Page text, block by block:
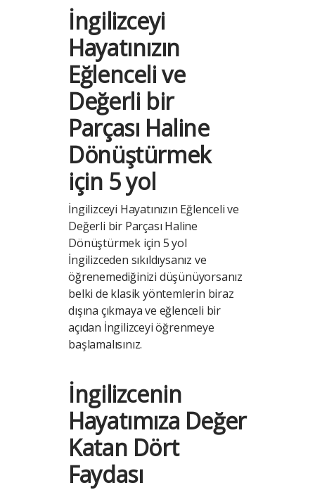
İngilizceyi
Hayatınızın
Eğlenceli ve
Değerli bir
Parçası Haline
Dönüştürmek
için 5 yol
İngilizceyi Hayatınızın Eğlenceli ve
Değerli bir Parçası Haline
Dönüştürmek için 5 yol
İngilizceden sıkıldıysanız ve
öğrenemediğinizi düşünüyorsanız
belki de klasik yöntemlerin biraz
dışına çıkmaya ve eğlenceli bir
açıdan İngilizceyi öğrenmeye
başlamalısınız.
İngilizcenin
Hayatımıza Değer
Katan Dört
Faydası